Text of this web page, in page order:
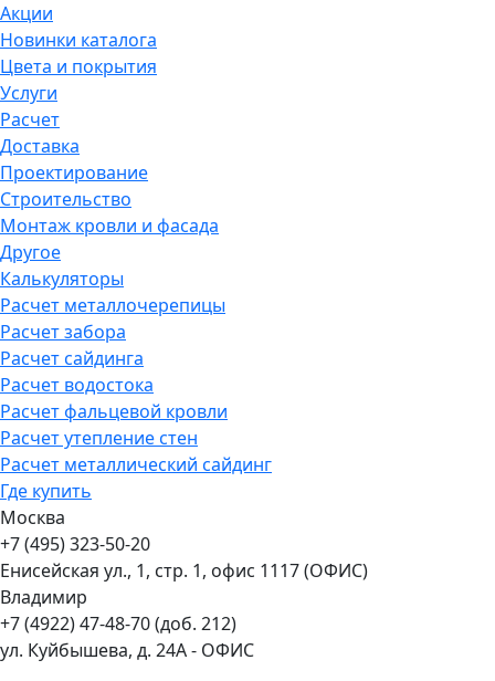
Акции
Новинки каталога
Цвета и покрытия
Услуги
Расчет
Доставка
Проектирование
Строительство
Монтаж кровли и фасада
Другое
Калькуляторы
Расчет металлочерепицы
Расчет забора
Расчет сайдинга
Расчет водостока
Расчет фальцевой кровли
Расчет утепление стен
Расчет металлический сайдинг
Где купить
Москва
+7 (495) 323-50-20
Енисейская ул., 1, стр. 1, офис 1117 (ОФИС)
Владимир
+7 (4922) 47-48-70 (доб. 212)
ул. Куйбышева, д. 24А - ОФИС